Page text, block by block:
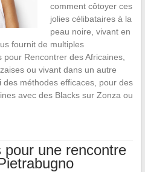
comment côtoyer ces
jolies célibataires à la
peau noire, vivant en
fournit de multiples
Rencontrer des Africaines,
ou vivant dans un autre
méthodes efficaces, pour des
avec des Blacks sur Zonza ou
une rencontre